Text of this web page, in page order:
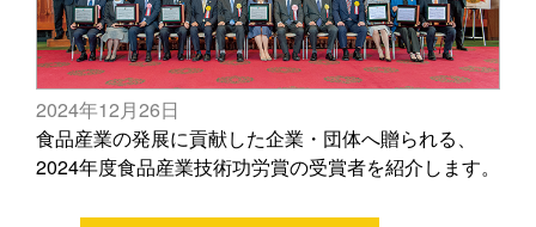
2024年12月26日
食品産業の発展に貢献した企業・団体へ贈られる、
2024年度食品産業技術功労賞の受賞者を紹介します。